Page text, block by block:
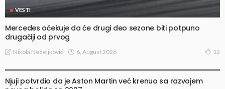
VESTI
Mercedes očekuje da će drugi deo sezone biti potpuno
drugačiji od prvog
Nikola Nedeljković 6, August 2026 12
Njuji potvrdio da je Aston Martin već krenuo sa razvojem